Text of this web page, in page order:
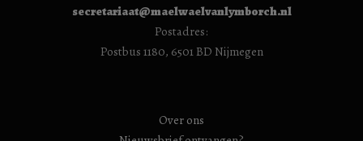
secretariaat@maelwaelvanlymborch.nl
Postadres:
Postbus 1180, 6501 BD Nijmegen
Over ons